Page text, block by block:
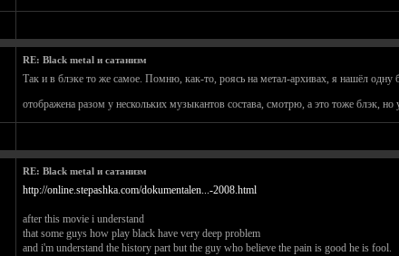
RE: Black metal и сатанизм
Так и в блэке то же самое. Помню, как-то, роясь на метал-архивах, я нашёл
отображена разом у нескольких музыкантов состава, смотрю, а это тоже блэк, но
RE: Black metal и сатанизм
http://online.stepashka.com/dokumentalen...-2008.html
after this movie i understand
that some guys how play black have very deep problem
and i'm understand the history part but the guy who believe the pain is good he is fool.